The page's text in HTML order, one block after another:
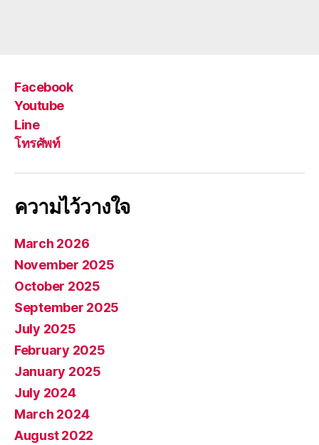
Facebook
Youtube
Line
โทรศัพท์
ความไว้วางใจ
March 2026
November 2025
October 2025
September 2025
July 2025
February 2025
January 2025
July 2024
March 2024
August 2022